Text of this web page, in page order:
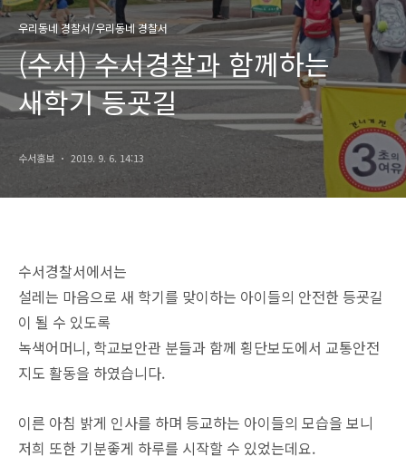
우리동네 경찰서/우리동네 경찰서
(수서) 수서경찰과 함께하는
새학기 등굣길
수서홍보 2019. 9. 6. 14:13
수서경찰서에서는
설레는 마음으로 새 학기를 맞이하는 아이들의 안전한 등굣길
이 될 수 있도록
녹색어머니, 학교보안관 분들과 함께 횡단보도에서 교통안전
지도 활동을 하였습니다.
이른 아침 밝게 인사를 하며 등교하는 아이들의 모습을 보니
저희 또한 기분좋게 하루를 시작할 수 있었는데요.